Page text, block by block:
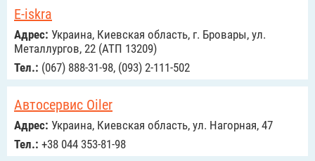
E-iskra
Адрес: Украина, Киевская область, г. Бровары, ул.
Металлургов, 22 (АТП 13209)
Тел.: (067) 888-31-98, (093) 2-111-502
Автосервис Oiler
Адрес: Украина, Киевская область, ул. Нагорная, 47
Тел.: +38 044 353-81-98